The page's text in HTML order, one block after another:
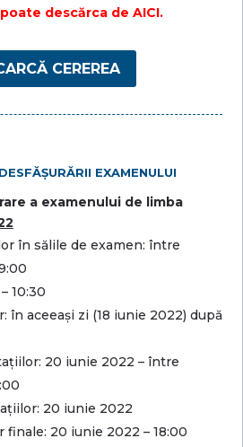
descărca de AICI.
CEREREA
EXAMENULUI
a examenului de limba
în sălile de examen: între
10:30
în aceeași zi (18 iunie 2022) după
20 iunie 2022 – între
20 iunie 2022
finale: 20 iunie 2022 – 18:00